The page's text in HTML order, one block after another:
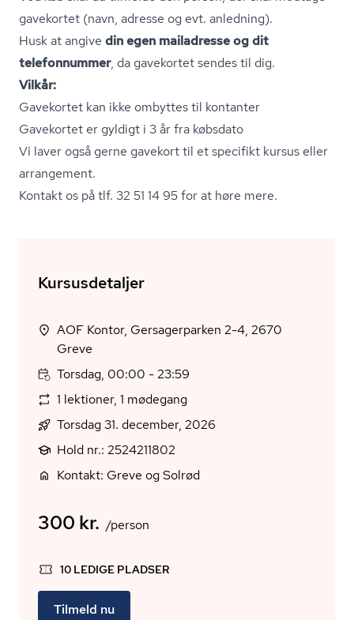
gavekortet (navn, adresse og evt. anledning).
Husk at angive din egen mailadresse og dit
telefonnummer, da gavekortet sendes til dig.
Vilkår:
Gavekortet kan ikke ombyttes til kontanter
Gavekortet er gyldigt i 3 år fra købsdato
Vi laver også gerne gavekort til et specifikt kursus eller
arrangement.
Kontakt os på tlf. 32 51 14 95 for at høre mere.
Kursusdetaljer
AOF Kontor, Gersagerparken 2-4, 2670
Greve
Torsdag, 00:00 - 23:59
1 lektioner, 1 mødegang
Torsdag 31. december, 2026
Hold nr.: 2524211802
Kontakt: Greve og Solrød
300 kr. /person
10 LEDIGE PLADSER
Tilmeld nu